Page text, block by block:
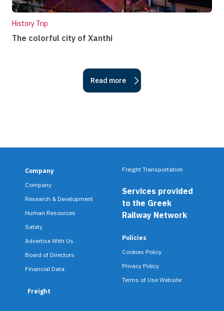
History Trip
The colorful city of Xanthi
Read more
F
o
o
t
e
r
m
Company
Company
Research & Development
Human Resources
Safety
Advertise With Us
Board of Directors
Financial Data
Freight
Freight Transportation
Services provided
to the Greek
Railway Network
Policies
Cookies Policy
Privacy Policy
Terms of Use Website